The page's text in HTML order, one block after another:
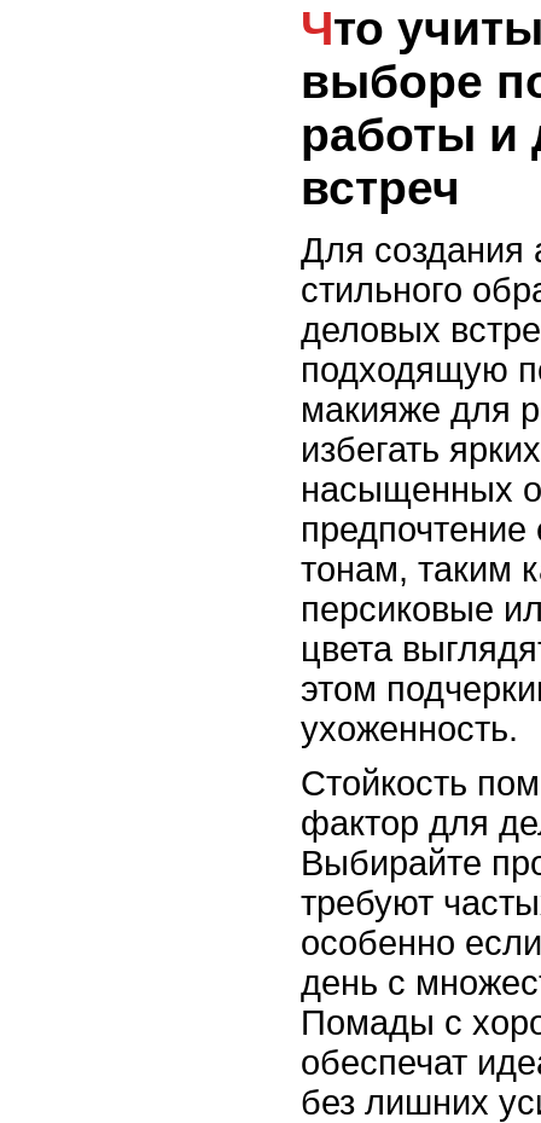
Что учитывать при
выборе
работы и
встреч
Для создания
стильного
деловых
подходящую
макияже для
избегать
насыщенных
тонам, таким
персиковые
цвета
этом
ухоженность.
Стойкость
фактор для
Выбирайте
требуют
особенно
день с
Помады с
обеспечат
без лишних